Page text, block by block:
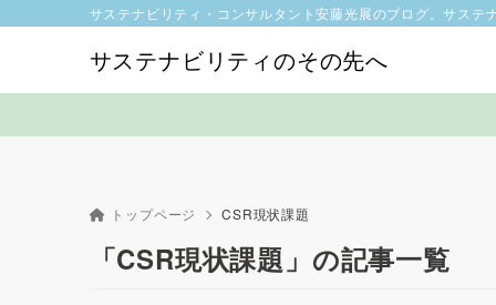
サステナビリティのその先へ
サステナビリティ・コンサルタント安藤光展のブログ。サス
トップページ CSR現状課題
「CSR現状課題」の記事一覧